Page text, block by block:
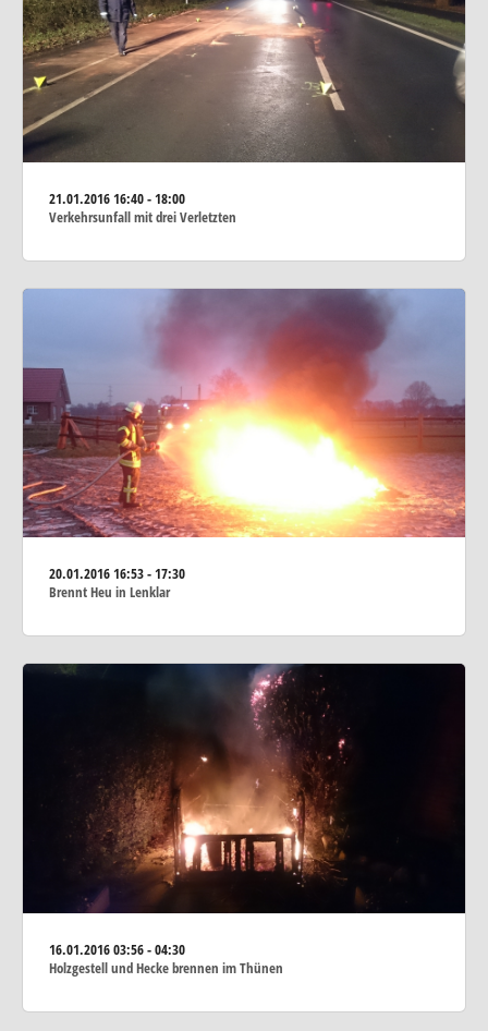
21.01.201616:40 - 18:00
Verkehrsunfall mit drei Verletzten
20.01.201616:53 - 17:30
Brennt Heu in Lenklar
16.01.201603:56 - 04:30
Holzgestell und Hecke brennen im Thünen